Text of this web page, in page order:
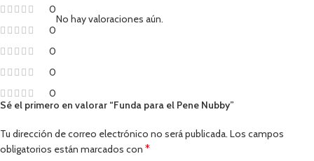
0
0
0
0
0
No hay valoraciones aún.
Sé el primero en valorar “Funda para el Pene Nubby”
Tu dirección de correo electrónico no será publicada. Los campos
obligatorios están marcados con *